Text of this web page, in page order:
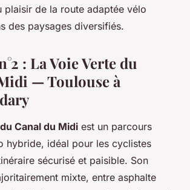
plaisir de la route adaptée vélo
des paysages diversifiés.
: La Voie Verte du
— Toulouse à
Canal du Midi est un parcours
hybride, idéal pour les cyclistes
sécurisé et paisible. Son
mixte, entre asphalte